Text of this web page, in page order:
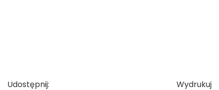
Udostępnij: Wydrukuj